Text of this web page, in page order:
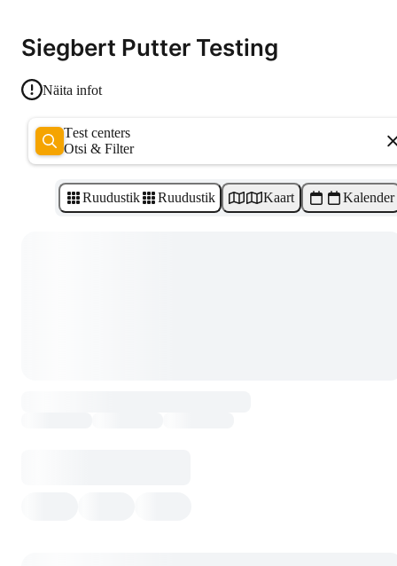
Siegbert Putter Testing
Näita infot
Test centers
Otsi & Filter
Ruudustik Ruudustik Kaart Kalender